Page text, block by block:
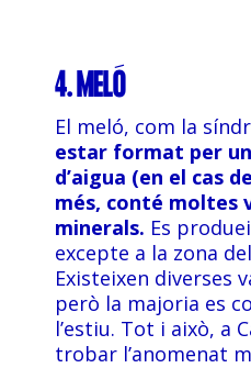
4. MELÓ
El meló, com la
estar format per
d’aigua (en el cas
més, conté moltes
minerals. Es
excepte a la zona
Existeixen diverses
però la majoria es
l’estiu. Tot i això, a
trobar l’anomenat